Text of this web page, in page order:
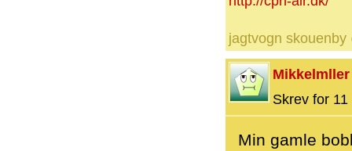
jagtvogn skouenby
Mikkelmller
Skrev for
Min gamle